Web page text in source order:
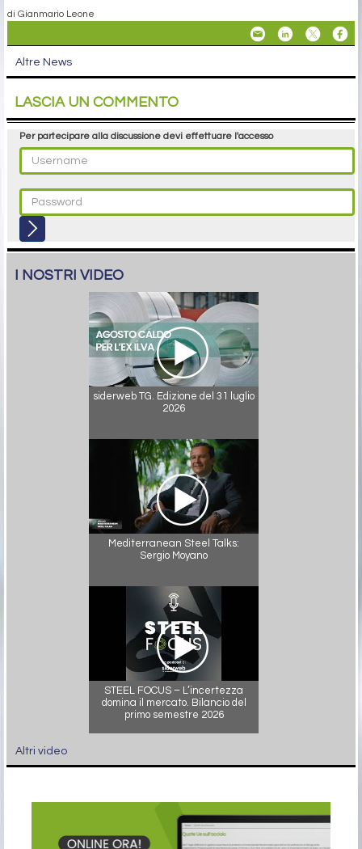
di Gianmario Leone
Altre News
LASCIA UN COMMENTO
Per partecipare alla discussione devi effettuare l'accesso
I NOSTRI VIDEO
siderweb TG. Edizione del 31 luglio
2026
Mediterranean Steel Talks:
Sergio Moyano
STEEL FOCUS – L’incertezza
domina il mercato. Bilancio del
primo semestre 2026
Altri video